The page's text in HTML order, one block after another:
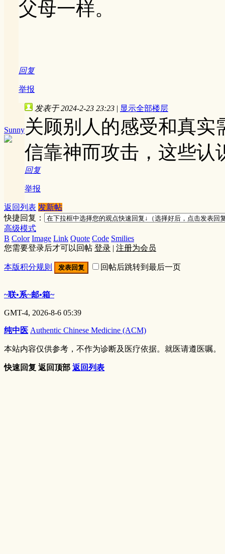
父母一样。
回复
举报
Sunny
发表于 2024-2-23 23:23 | 显示全部楼层
关顾别人的感受和真实
信靠神而攻击，这些认
回复
举报
返回列表 发新帖
快捷回复：
高级模式
B Color Image Link Quote Code Smilies
您需要登录后才可以回帖 登录 | 注册为会员
本版积分规则 发表回复 回帖后跳转到最后一页
~联•系~邮•箱~
GMT-4, 2026-8-6 05:39
纯中医 Authentic Chinese Medicine (ACM)
本站内容仅供参考，不作为诊断及医疗依据。就医请遵医嘱。
快速回复 返回顶部 返回列表